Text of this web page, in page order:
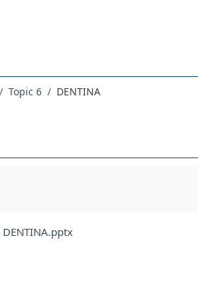
Topic 6 DENTINA
DENTINA.pptx